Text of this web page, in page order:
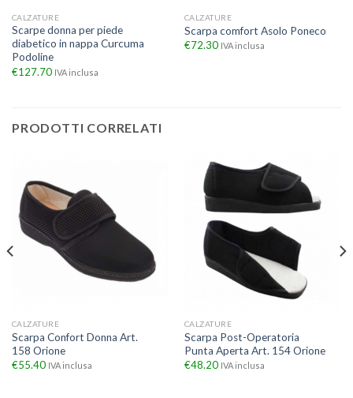
CALZATURE
Scarpe donna per piede
diabetico in nappa Curcuma
Podoline
€127.70 IVA inclusa
CALZATURE
Scarpa comfort Asolo Poneco
€72.30 IVA inclusa
PRODOTTI CORRELATI
CALZATURE
Scarpa Confort Donna Art.
158 Orione
€55.40 IVA inclusa
CALZATURE
Scarpa Post-Operatoria
Punta Aperta Art. 154 Orione
€48.20 IVA inclusa